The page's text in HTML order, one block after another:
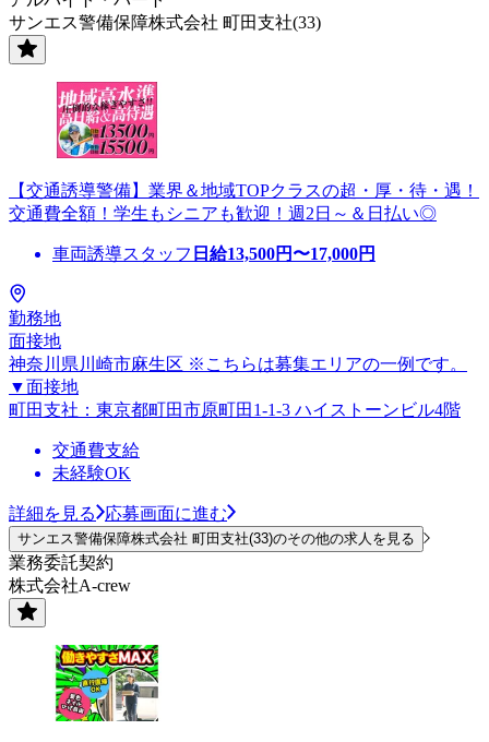
サンエス警備保障株式会社 町田支社(33)
【交通誘導警備】業界＆地域TOPクラスの超・厚・待・遇！
交通費全額！学生もシニアも歓迎！週2日～＆日払い◎
車両誘導スタッフ 日給13,500円〜17,000円
勤務地
面接地
神奈川県川崎市麻生区 ※こちらは募集エリアの一例です。
▼面接地
町田支社：東京都町田市原町田1-1-3 ハイストーンビル4階
交通費支給
未経験OK
詳細を見る 応募画面に進む
サンエス警備保障株式会社 町田支社(33)のその他の求人を見る
業務委託契約
株式会社A-crew